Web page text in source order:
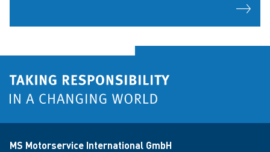
MS Motorservice International GmbH